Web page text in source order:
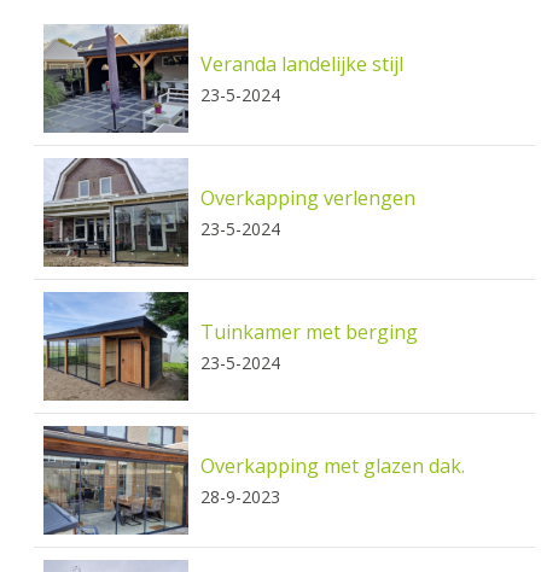
Veranda landelijke stijl
23-5-2024
Overkapping verlengen
23-5-2024
Tuinkamer met berging
23-5-2024
Overkapping met glazen dak.
28-9-2023